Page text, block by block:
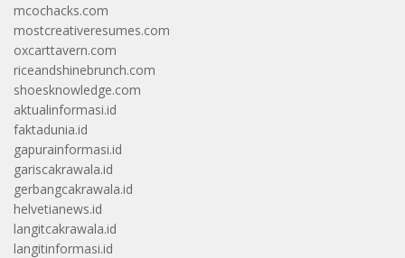
mcochacks.com
mostcreativeresumes.com
oxcarttavern.com
riceandshinebrunch.com
shoesknowledge.com
aktualinformasi.id
faktadunia.id
gapurainformasi.id
gariscakrawala.id
gerbangcakrawala.id
helvetianews.id
langitcakrawala.id
langitinformasi.id